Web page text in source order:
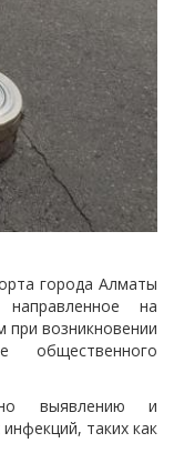
города Алматы
на
при возникновении
общественного
выявлению и
таких как